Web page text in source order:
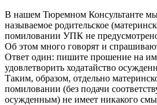
В нашем Тюремном Консультанте
называемое родительское
помиловании УПК не
Об этом много говорят и
Ответ один: пишите прошение на
удовлетворить ходатайство
Таким, образом, отдельно
помиловании (без подачи
осужденным) не имеет никакого